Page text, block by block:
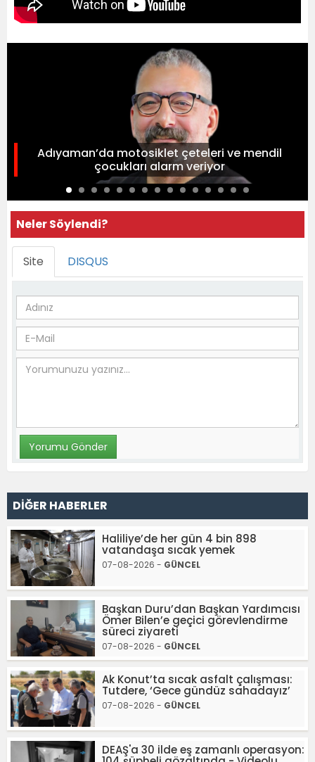
Adıyaman’da motosiklet çeteleri ve mendil
çocukları alarm veriyor
Neler Söylendi?
Site DISQUS
DİĞER HABERLER
Haliliye’de her gün 4 bin 898
vatandaşa sıcak yemek
07-08-2026 - GÜNCEL
Başkan Duru’dan Başkan Yardımcısı
Ömer Bilen’e geçici görevlendirme
süreci ziyareti
07-08-2026 - GÜNCEL
Ak Konut’ta sıcak asfalt çalışması:
Tutdere, ‘Gece gündüz sahadayız’
07-08-2026 - GÜNCEL
DEAŞ'a 30 ilde eş zamanlı operasyon: